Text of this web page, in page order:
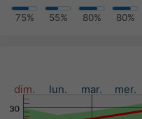
75% 55% 80% 80%
dim. lun. mar. mer.